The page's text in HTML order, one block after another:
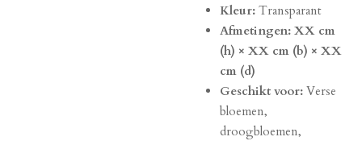
Kleur:Transparant
Afmetingen: XX cm
(h) × XX cm (b) × XX
cm (d)
Geschikt voor:Verse
bloemen,
droogbloemen,